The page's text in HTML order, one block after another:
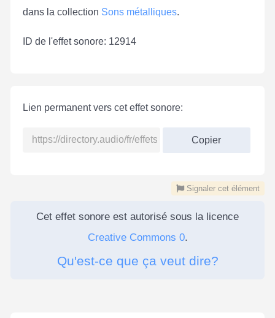
dans la collection Sons métalliques.
ID de l'effet sonore: 12914
Lien permanent vers cet effet sonore:
Copier
Signaler cet élément
Cet effet sonore est autorisé sous la licence
Creative Commons 0.
Qu'est-ce que ça veut dire?